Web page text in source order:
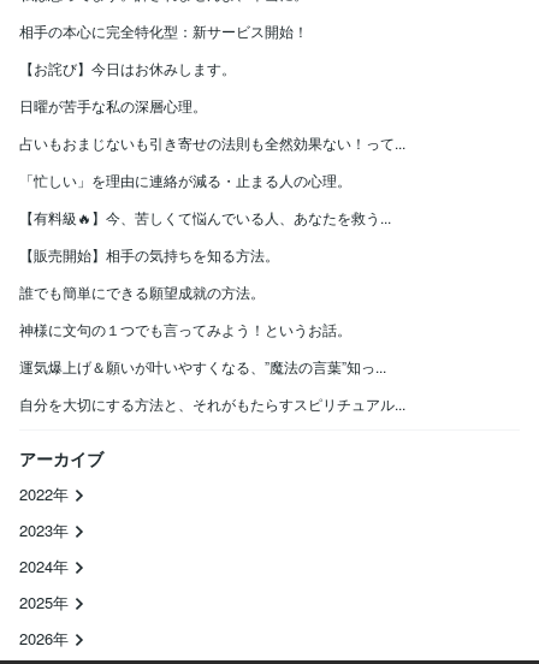
相手の本心に完全特化型：新サービス開始！
【お詫び】今日はお休みします。
日曜が苦手な私の深層心理。
占いもおまじないも引き寄せの法則も全然効果ない！って...
「忙しい」を理由に連絡が減る・止まる人の心理。
【有料級🔥】今、苦しくて悩んでいる人、あなたを救う...
【販売開始】相手の気持ちを知る方法。
誰でも簡単にできる願望成就の方法。
神様に文句の１つでも言ってみよう！というお話。
運気爆上げ＆願いが叶いやすくなる、”魔法の言葉”知っ...
自分を大切にする方法と、それがもたらすスピリチュアル...
アーカイブ
2022年
2023年
2024年
2025年
2026年